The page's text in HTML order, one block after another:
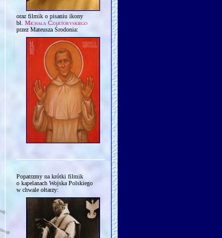
oraz filmik o pisaniu ikony
bł. Michała Czartoryskiego
przez Mateusza Środonia:
Popatrzmy na krótki filmik
o kapelanach Wojska Polskiego
w chwale ołtarzy: